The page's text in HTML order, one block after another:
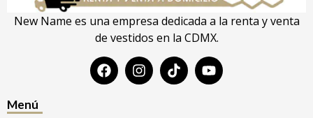
New Name es una empresa dedicada a la renta y venta
de vestidos en la CDMX.
Menú